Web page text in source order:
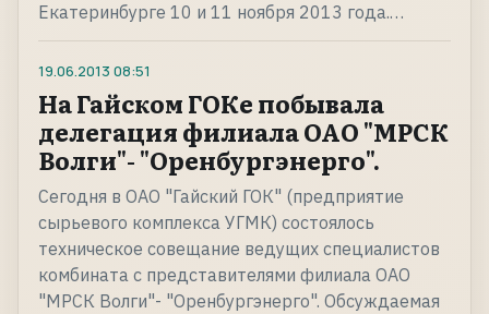
Екатеринбурге 10 и 11 ноября 2013 года.…
19.06.2013 08:51
На Гайском ГОКе побывала
делегация филиала ОАО "МРСК
Волги"- "Оренбургэнерго".
Сегодня в ОАО "Гайский ГОК" (предприятие
сырьевого комплекса УГМК) состоялось
техническое совещание ведущих специалистов
комбината с представителями филиала ОАО
"МРСК Волги"- "Оренбургэнерго". Обсуждаемая